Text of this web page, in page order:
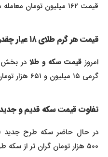
قیمت ۱۶۲ میلیون تومان معامله می شود.
قیمت هر گرم طلای ۱۸ عیار چقدر شد؟
امروزقیمت سکه و طلا
گرمی ۱۵ میلیون و ۶۵۱ هزار تومان رسید.
تفاوت قیمت سکه قدیم و جدید
۵۰۰ هزار تومان گران تر از سکه طرح قدیم (۱۵۳.۵ میلیون) است.